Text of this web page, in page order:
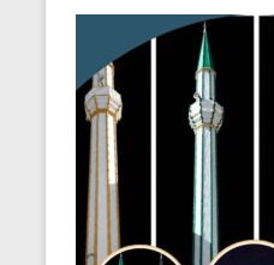
Çelik
Minare
Firması
Çelik
Minare,
Çelik
Minare